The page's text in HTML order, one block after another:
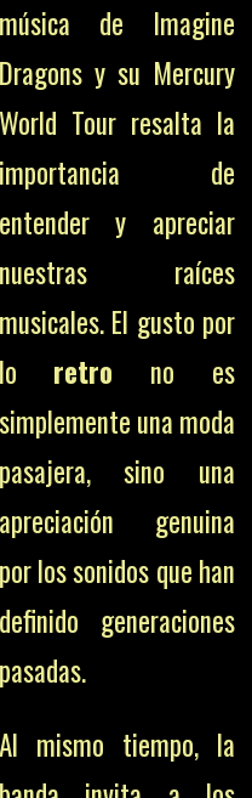
música de Imagine
Dragons y su Mercury
World Tour resalta la
importancia de
entender y apreciar
nuestras raíces
musicales. El gusto por
lo retro no es
simplemente una moda
pasajera, sino una
apreciación genuina
por los sonidos que han
definido generaciones
pasadas.
Al mismo tiempo, la